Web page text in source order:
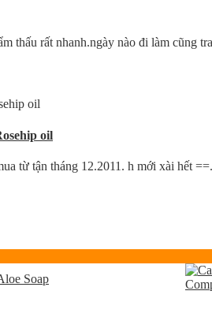
thấu rất nhanh.ngày nào đi làm cũng
oil
từ tận tháng 12.2011. h mới xài hết